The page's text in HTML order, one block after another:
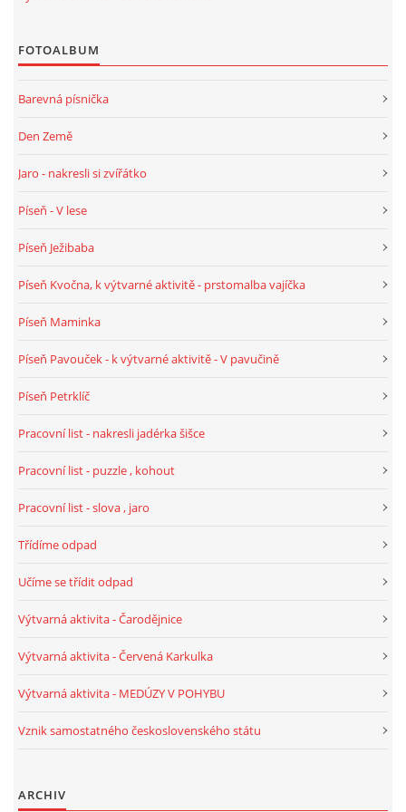
HALLOWEEN
DUŠIČKY
SVATÁ KATEŘINA 25.LISTOPADU
MIKULÁŠ, ČERTI
VELIKONOCE
KREATIVNÍ OVOCNÉ A ZELENINOVÉ MLSÁNÍ
RECENZE NA HRAČKY
FOTOALBUM
Barevná písnička
Den Země
Jaro - nakresli si zvířátko
Píseň - V lese
Píseň Ježibaba
Píseň Kvočna, k výtvarné aktivitě - prstomalba vajíčka
Píseň Maminka
Píseň Pavouček - k výtvarné aktivitě - V pavučině
Píseň Petrklíč
Pracovní list - nakresli jadérka šišce
Pracovní list - puzzle , kohout
Pracovní list - slova , jaro
Třídíme odpad
Učíme se třídit odpad
Výtvarná aktivita - Čarodějnice
Výtvarná aktivita - Červená Karkulka
Výtvarná aktivita - MEDÚZY V POHYBU
Vznik samostatného československého státu
ARCHIV